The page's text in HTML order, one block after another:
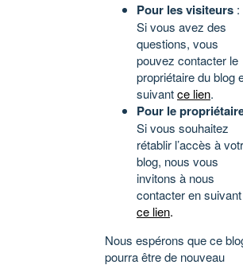
Pour les visiteurs :
Si vous avez des
questions, vous
pouvez contacter le
propriétaire du blog
suivantce lien.
Pour le
Si vous souhaitez
rétablir l’accès à
blog, nous vous
invitons à nous
contacter en suivant
ce lien.
Nous espérons que ce
pourra être de nouveau